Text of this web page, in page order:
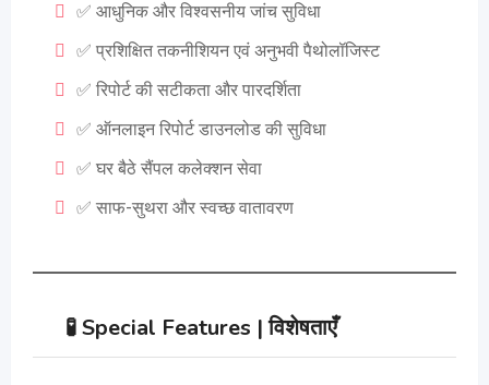
✅ आधुनिक और विश्वसनीय जांच सुविधा
✅ प्रशिक्षित तकनीशियन एवं अनुभवी पैथोलॉजिस्ट
✅ रिपोर्ट की सटीकता और पारदर्शिता
✅ ऑनलाइन रिपोर्ट डाउनलोड की सुविधा
✅ घर बैठे सैंपल कलेक्शन सेवा
✅ साफ-सुथरा और स्वच्छ वातावरण
🧪Special Features | विशेषताएँ